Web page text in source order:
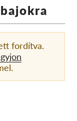
rights!
fordítva.